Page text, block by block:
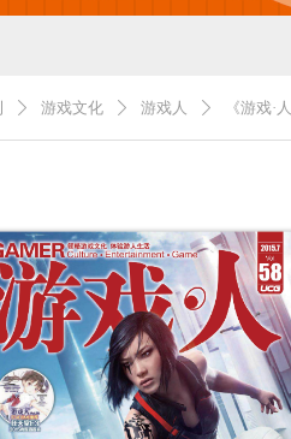
ꄲ 游戏文化 ꄲ 游戏人 ꄲ 《游戏·